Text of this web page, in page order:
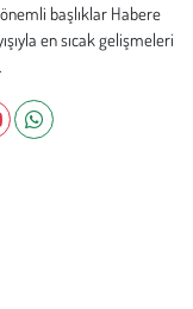
başlıklar Habere
en sıcak gelişmeleri